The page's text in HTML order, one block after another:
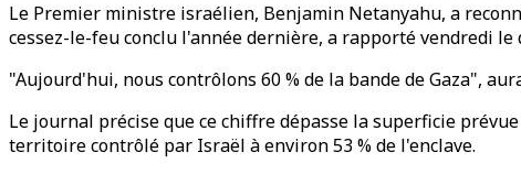
Le Premier ministre israélien, Benjamin Netanyahu, a
cessez-le-feu conclu l'année dernière, a rapporté vendredi
"Aujourd'hui, nous contrôlons 60 % de la bande de Gaza",
Le journal précise que ce chiffre dépasse la superficie
territoire contrôlé par Israël à environ 53 % de l'enclave.